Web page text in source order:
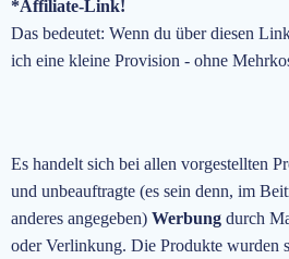
*Affiliate-Link!
Das bedeutet: Wenn du über diesen
ich eine kleine Provision - ohne
Es handelt sich bei allen vorgestellten
und unbeauftragte (es sein denn, im
anderes angegeben) Werbung durch
oder Verlinkung. Die Produkte wurden